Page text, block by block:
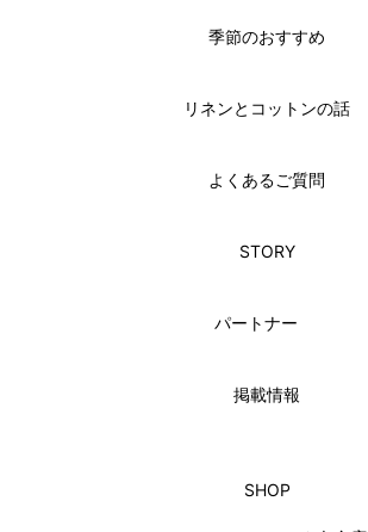
季節のおすすめ
リネンとコットンの話
よくあるご質問
STORY
パートナー
掲載情報
SHOP